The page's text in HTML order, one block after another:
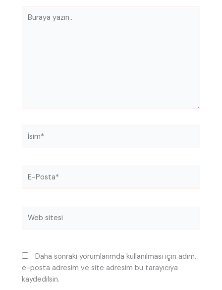
yazın..
Posta*
sitesi
Daha sonraki yorumlarımda kullanılması için adım,
e-posta adresim ve site adresim bu tarayıcıya
kaydedilsin.